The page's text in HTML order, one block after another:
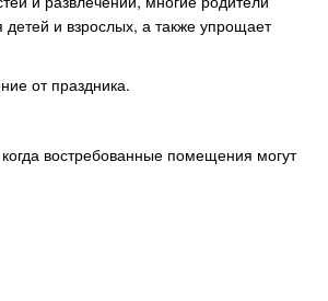
и взрослых, а также упрощает
от праздника.
востребованные помещения могут